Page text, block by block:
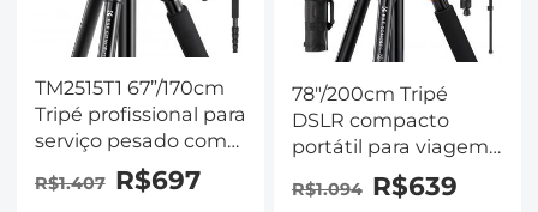
TM2515T1 67”/170cm
Tripé profissional para
serviço pesado com
monopé portátil
R$1.407 R$697
78"/200cm Tripé
DSLR compacto
portátil para viagem -
K234A7+BH-28L
(S210)
R$1.094 R$639